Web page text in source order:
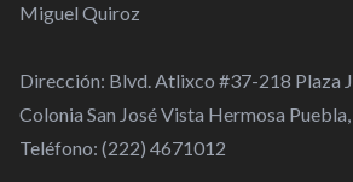
Miguel Quiroz
Dirección: Blvd. Atlixco #37-218 Plaza
Colonia San José Vista Hermosa
Teléfono: (222) 4671012